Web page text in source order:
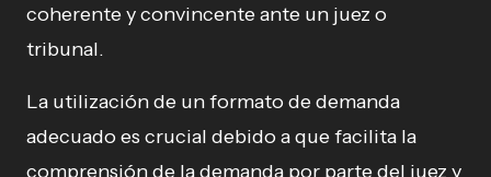
coherente y convincente ante un juez o
tribunal.
La utilización de un formato de demanda
adecuado es crucial debido a que facilita la
comprensión de la demanda por parte del juez y